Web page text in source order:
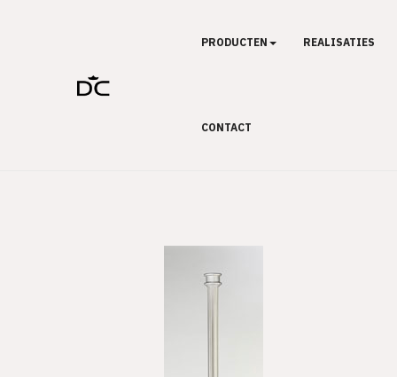
PRODUCTEN REALISATIES
CONTACT